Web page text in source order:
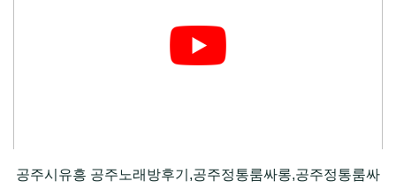
공주시유흥 공주노래방후기,공주정통룸싸롱,공주정통룸싸